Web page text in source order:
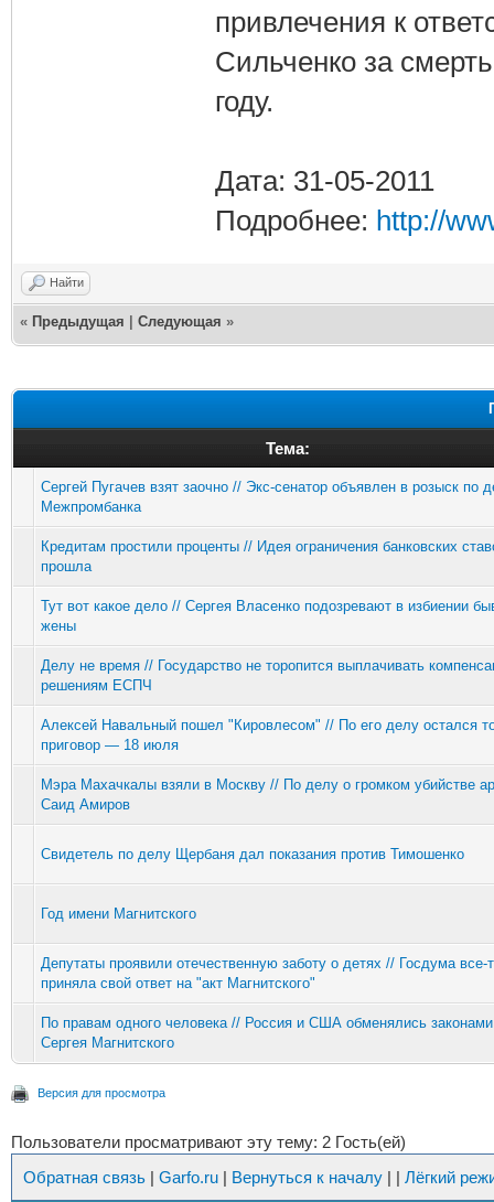
привлечения к
Сильченко за
году.
Дата: 31-05-2011
Подробнее: http://
Найти
« Предыдущая Следующая »
Тема:
Сергей Пугачев взят заочно // Экс-сенатор объявлен в розыск по
Межпромбанка
Кредитам простили проценты // Идея ограничения банковских
прошла
Тут вот какое дело // Сергея Власенко подозревают в избиении
жены
Делу не время // Государство не торопится выплачивать
решениям ЕСПЧ
Алексей Навальный пошел "Кировлесом" // По его делу остался
приговор — 18 июля
Мэра Махачкалы взяли в Москву // По делу о громком убийстве
Саид Амиров
Свидетель по делу Щербаня дал показания против Тимошенко
Год имени Магнитского
Депутаты проявили отечественную заботу о детях // Госдума все-
приняла свой ответ на "акт Магнитского"
По правам одного человека // Россия и США обменялись
Сергея Магнитского
Версия для просмотра
Пользователи просматривают эту тему: 2 Гость(ей)
Обратная связь | Garfo.ru | Вернуться к началу | | Лёгкий